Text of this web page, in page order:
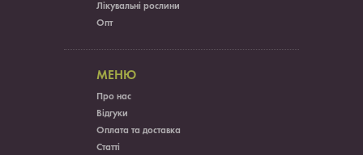
Лікувальні рослини
Опт
МЕНЮ
Про нас
Відгуки
Оплата та доставка
Статті